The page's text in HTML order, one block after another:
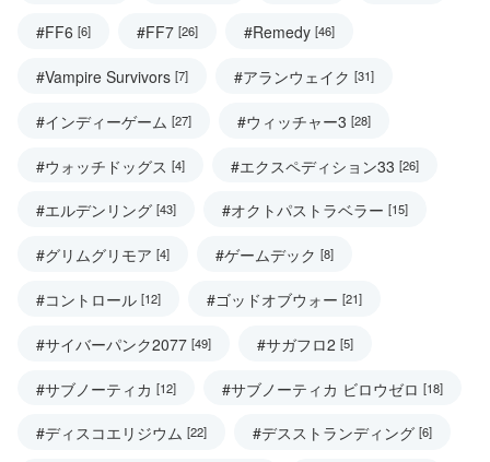
#FF6 [6] #FF7 [26] #Remedy [46]
#Vampire Survivors [7] #アランウェイク [31]
#インディーゲーム [27] #ウィッチャー3 [28]
#ウォッチドッグス [4] #エクスペディション33 [26]
#エルデンリング [43] #オクトパストラベラー [15]
#グリムグリモア [4] #ゲームデック [8]
#コントロール [12] #ゴッドオブウォー [21]
#サイバーパンク2077 [49] #サガフロ2 [5]
#サブノーティカ [12] #サブノーティカ ビロウゼロ [18]
#ディスコエリジウム [22] #デスストランディング [6]